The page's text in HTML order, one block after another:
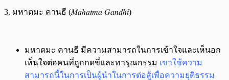
3. มหาตมะ คานธี (𝑀𝑎ℎ𝑎𝑡𝑚𝑎 𝐺𝑎𝑛𝑑ℎ𝑖)
มหาตมะ คานธี มีความสามารถในการเข้าใจและเห็นอก
เห็นใจต่อคนที่ถูกกดขี่และทารุณกรรม เขาใช้ความ
สามารถนี้ในการเป็นผู้นำในการต่อสู้เพื่อความยุติธรรม